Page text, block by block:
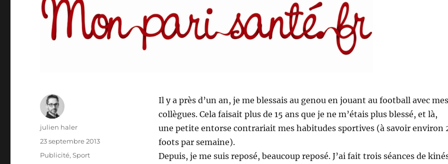
Il y a près d’un an, je me blessais au genou en jouant au football avec mes
collègues. Cela faisait plus de 15 ans que je ne m’étais plus blessé, et là,
une petite entorse contrariait mes habitudes sportives (à savoir environ
foots par semaine).
Depuis, je me suis reposé, beaucoup reposé. J’ai fait trois séances de
Auteur
julien haler
Publié
23 septembre 2013
Catégories
Publicité,Sport